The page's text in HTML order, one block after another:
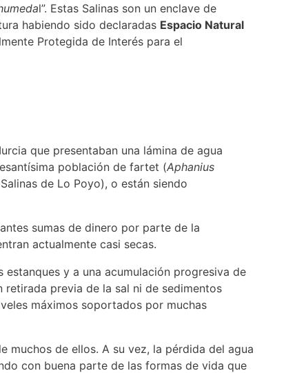
l”. Estas Salinas son un enclave de
habiendo sido declaradas Espacio Natural
Protegida de Interés para el
que presentaban una lámina de agua
población de fartet (Aphanius
de Lo Poyo), o están siendo
sumas de dinero por parte de la
actualmente casi secas.
y a una acumulación progresiva de
retirada previa de la sal ni de sedimentos
máximos soportados por muchas
muchos de ellos. A su vez, la pérdida del agua
con buena parte de las formas de vida que